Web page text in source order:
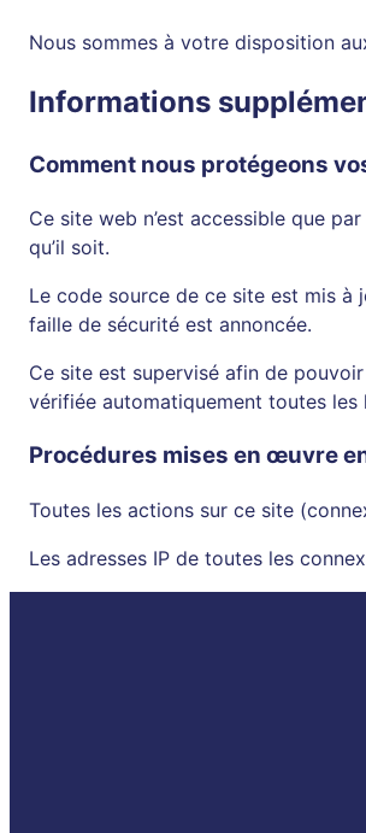
Nous sommes à votre disposition
Informations
Comment nous protégeons
Ce site web n’est accessible que
qu’il soit.
Le code source de ce site est mis à
faille de sécurité est annoncée.
Ce site est supervisé afin de
vérifiée automatiquement toutes les
Procédures mises en œuvre
Toutes les actions sur ce site
Les adresses IP de toutes les